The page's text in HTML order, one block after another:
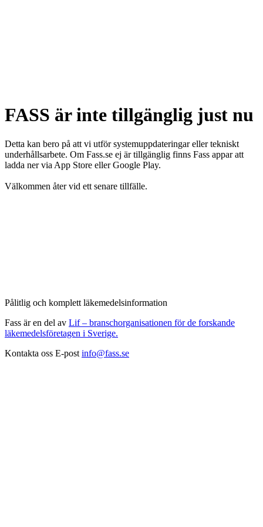
FASS är inte tillgänglig just nu
Detta kan bero på att vi utför systemuppdateringar eller tekniskt
underhållsarbete. Om Fass.se ej är tillgänglig finns Fass appar att
ladda ner via App Store eller Google Play.
Välkommen åter vid ett senare tillfälle.
Pålitlig och komplett läkemedelsinformation
Fass är en del av Lif – branschorganisationen för de forskande
läkemedelsföretagen i Sverige.
Kontakta oss E-post info@fass.se